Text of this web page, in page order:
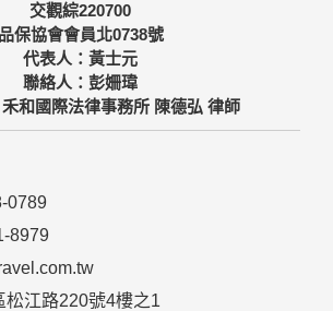
交觀綜220700
品保協會會員北0738號
代表人：黃士元
聯絡人：彭姍瑋
和國際法律事務所 陳德弘 律師
0789
8979
松江路220號4樓之1